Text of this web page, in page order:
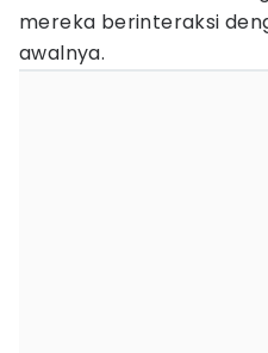
mereka berinteraksi
awalnya.